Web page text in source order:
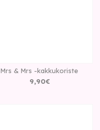
Mrs & Mrs -kakkukoriste
9,90€